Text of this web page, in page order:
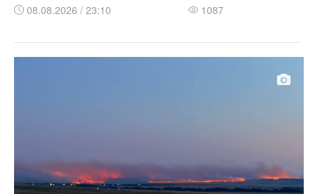
08.08.2026 / 23:10 1087